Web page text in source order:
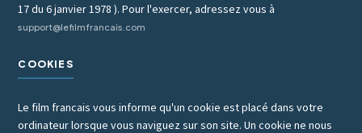
17 du 6 janvier 1978 ). Pour l'exercer, adressez vous à
support@lefilmfrancais.com
COOKIES
Le film francais vous informe qu'un cookie est placé dans votre
ordinateur lorsque vous naviguez sur son site. Un cookie ne nous